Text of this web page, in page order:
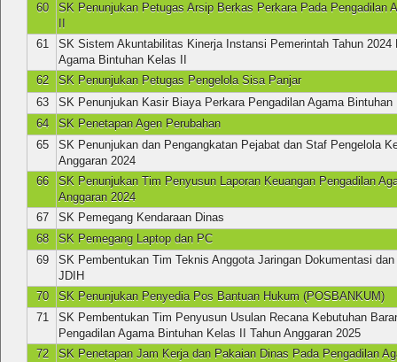
60
SK Penunjukan Petugas Arsip Berkas Perkara Pada Pengadilan
II
61
SK Sistem Akuntabilitas Kinerja Instansi Pemerintah Tahun 2024
Agama Bintuhan Kelas II
62
SK Penunjukan Petugas Pengelola Sisa Panjar
63
SK Penunjukan Kasir Biaya Perkara Pengadilan Agama Bintuhan
64
SK Penetapan Agen Perubahan
65
SK Penunjukan dan Pengangkatan Pejabat dan Staf Pengelola
Anggaran 2024
66
SK Penunjukan Tim Penyusun Laporan Keuangan Pengadilan
Anggaran 2024
67
SK Pemegang Kendaraan Dinas
68
SK Pemegang Laptop dan PC
69
SK Pembentukan Tim Teknis Anggota Jaringan Dokumentasi
JDIH
70
SK Penunjukan Penyedia Pos Bantuan Hukum (POSBANKUM)
71
SK Pembentukan Tim Penyusun Usulan Recana Kebutuhan
Pengadilan Agama Bintuhan Kelas II Tahun Anggaran 2025
72
SK Penetapan Jam Kerja dan Pakaian Dinas Pada Pengadilan